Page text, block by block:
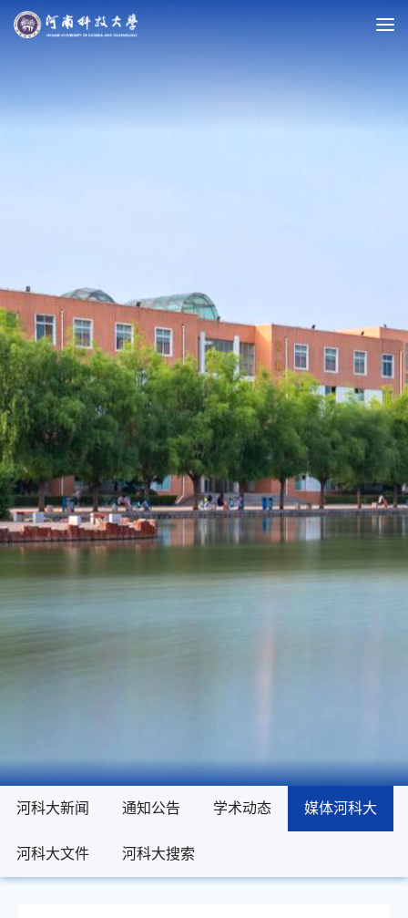
河科大新闻 通知公告 学术动态 媒体河科大
河科大文件 河科大搜索
河科大新闻 通知公告 学术动态 媒体河科大
河科大文件 河科大搜索